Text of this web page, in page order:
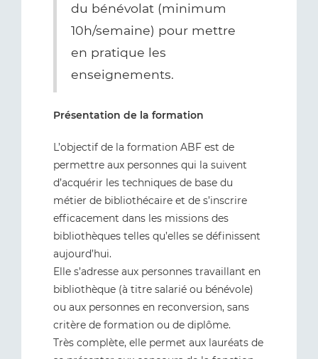
du bénévolat (minimum
10h/semaine) pour mettre
en pratique les
enseignements.
Présentation de la formation
L’objectif de la formation ABF est de
permettre aux personnes qui la suivent
d’acquérir les techniques de base du
métier de bibliothécaire et de s’inscrire
efficacement dans les missions des
bibliothèques telles qu’elles se définissent
aujourd’hui.
Elle s’adresse aux personnes travaillant en
bibliothèque (à titre salarié ou bénévole)
ou aux personnes en reconversion, sans
critère de formation ou de diplôme.
Très complète, elle permet aux lauréats de